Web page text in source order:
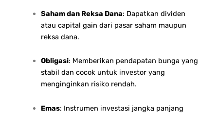
Saham dan Reksa Dana: Dapatkan dividen
atau capital gain dari pasar saham maupun
reksa dana.
Obligasi: Memberikan pendapatan bunga yang
stabil dan cocok untuk investor yang
menginginkan risiko rendah.
Emas: Instrumen investasi jangka panjang